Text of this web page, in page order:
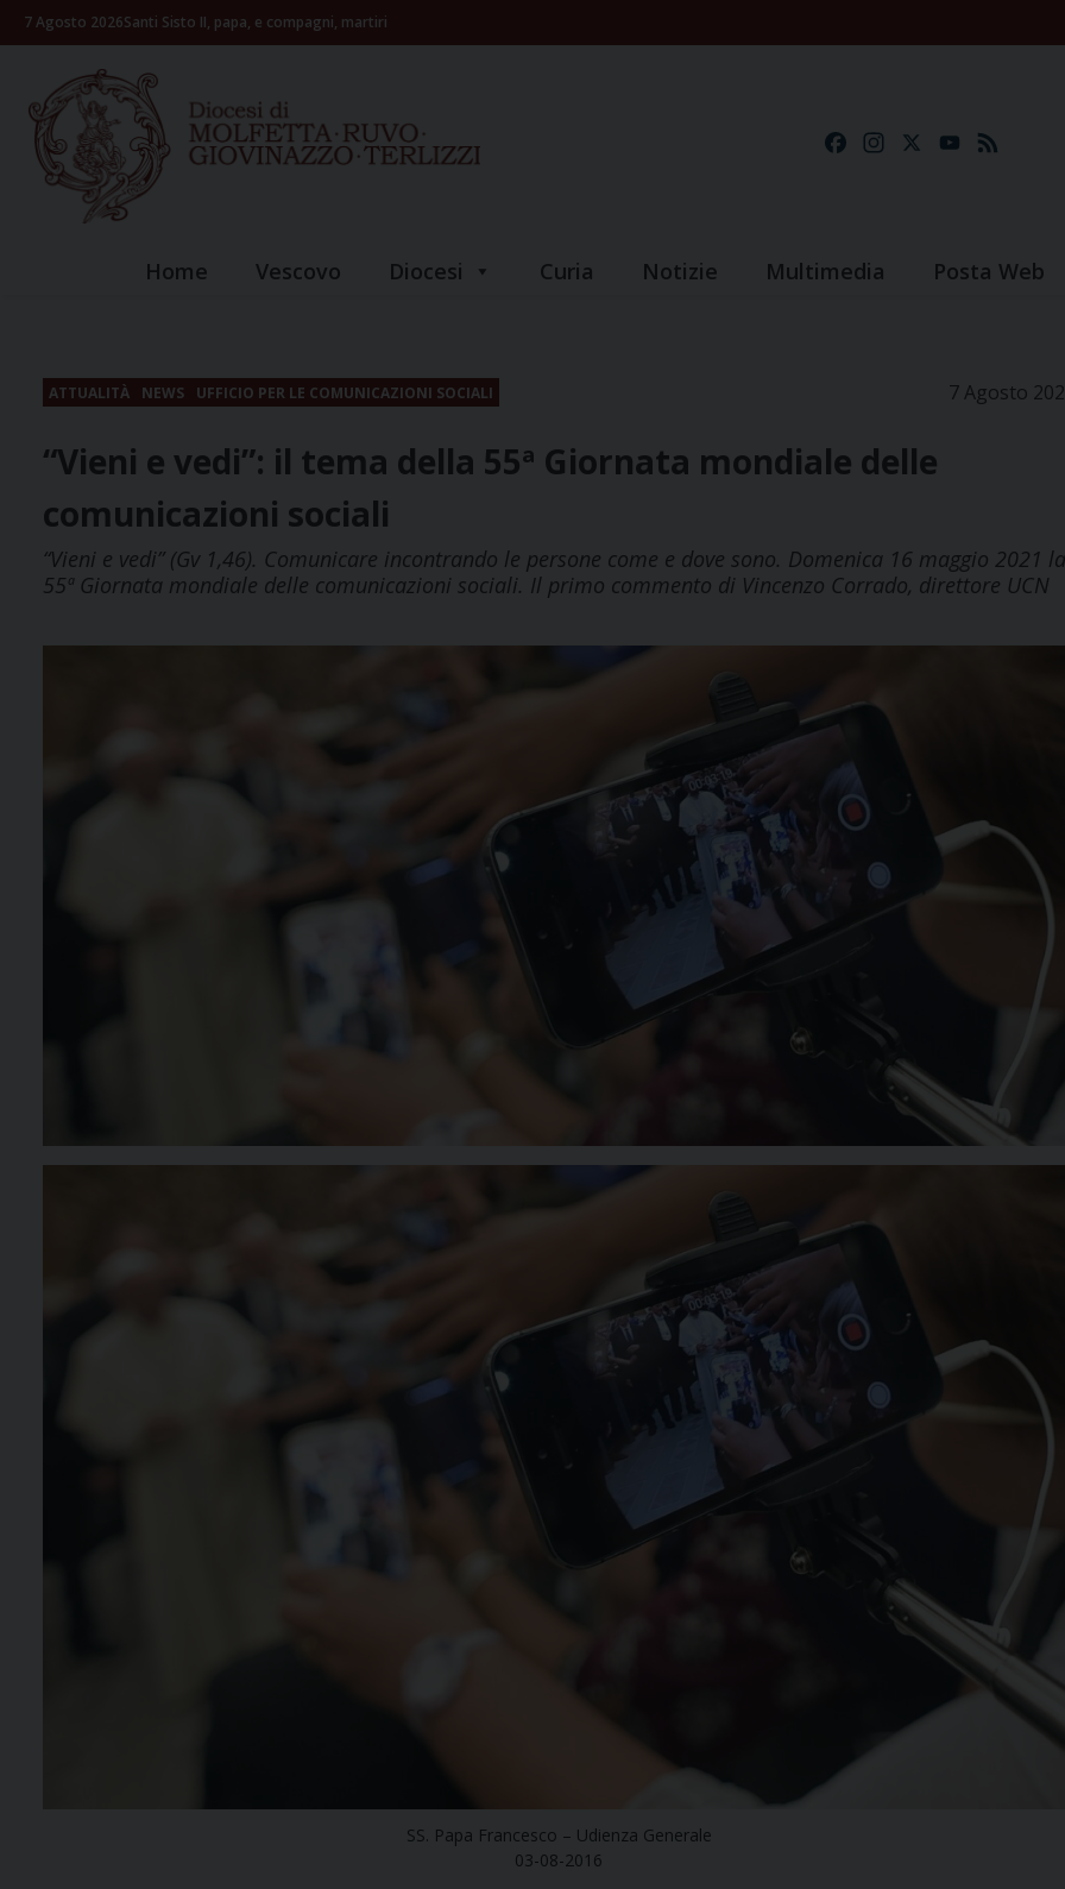
Skip7 Agosto 2026Santi Sisto II, papa, e compagni, martiri
FacebookInstagramYouTube
Home Vescovo Diocesi Curia Notizie Multimedia Posta Web
ATTUALITÀ NEWS UFFICIO PER LE COMUNICAZIONI SOCIALI 7 Agosto
“Vieni e vedi”: il tema della 55ª Giornata mondiale delle
comunicazioni sociali
“Vieni e vedi” (Gv 1,46). Comunicare incontrando le persone come e dove sono. Domenica 16 maggio 2021 la
55ª Giornata mondiale delle comunicazioni sociali. Il primo commento di Vincenzo Corrado, direttore UCN
SS. Papa Francesco – Udienza Generale
03-08-2016